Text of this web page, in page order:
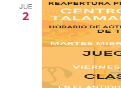
JUE
2